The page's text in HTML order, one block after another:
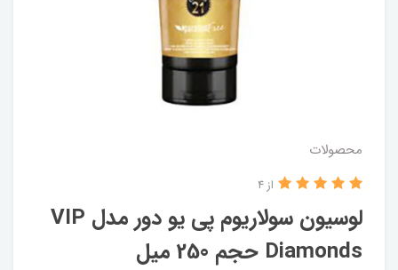
محصولات
لوسیون سولاریوم پی یو دور مدل VIP
Diamonds حجم 250 میل
از 4